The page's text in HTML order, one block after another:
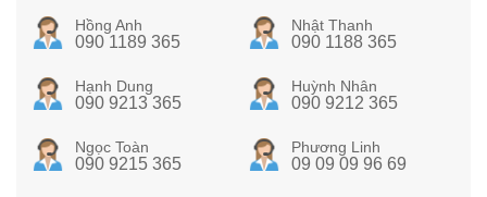
Hồng Anh
090 1189 365
Nhật Thanh
090 1188 365
Hạnh Dung
090 9213 365
Huỳnh Nhân
090 9212 365
Ngọc Toàn
090 9215 365
Phương Linh
09 09 09 96 69